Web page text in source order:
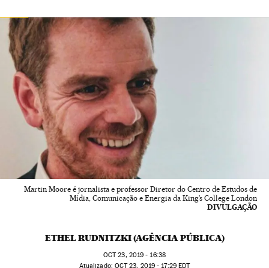
Martin Moore é jornalista e professor Diretor do Centro de Estudos de
Mídia, Comunicação e Energia da King’s College London
DIVULGAÇÃO
ETHEL RUDNITZKI (AGÊNCIA PÚBLICA)
OCT23, 2019 - 16:38
atualizado: OCT23, 2019 - 17:29EDT